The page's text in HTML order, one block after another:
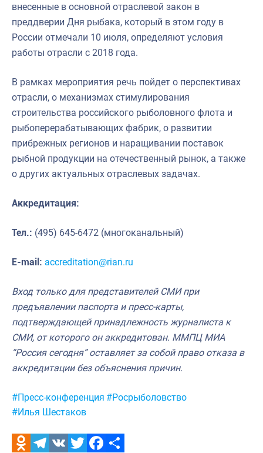
внесенные в основной отраслевой закон в
преддверии Дня рыбака, который в этом году в
России отмечали 10 июля, определяют условия
работы отрасли с 2018 года.
В рамках мероприятия речь пойдет о перспективах
отрасли, о механизмах стимулирования
строительства российского рыболовного флота и
рыбоперерабатывающих фабрик, о развитии
прибрежных регионов и наращивании поставок
рыбной продукции на отечественный рынок, а также
о других актуальных отраслевых задачах.
Аккредитация:
Тел.: (495) 645-6472 (многоканальный)
E-mail: accreditation@rian.ru
Вход только для представителей СМИ при
предъявлении паспорта и пресс-карты,
подтверждающей принадлежность журналиста к
СМИ, от которого он аккредитован. ММПЦ МИА
“Россия сегодня” оставляет за собой право отказа в
аккредитации без объяснения причин.
Метки:
#Пресс-конференция #Росрыболовство
#Илья Шестаков